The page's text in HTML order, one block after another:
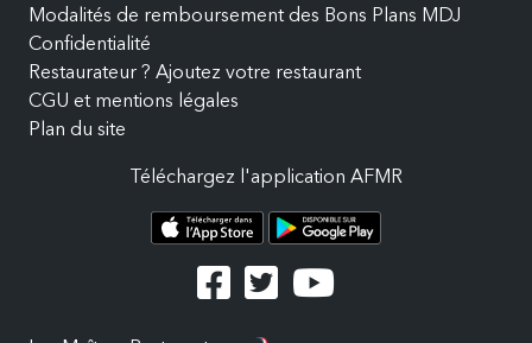
Modalités de remboursement des Bons Plans MDJ
Confidentialité
Restaurateur ? Ajoutez votre restaurant
CGU et mentions légales
Plan du site
Téléchargez l'application AFMR